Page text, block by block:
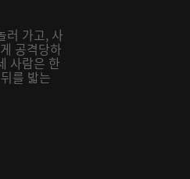
러 가고, 사
공격당하
사람은 한
를 밟는